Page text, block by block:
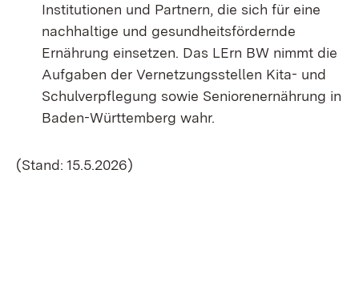
Institutionen und Partnern, die sich für eine
nachhaltige und gesundheitsfördernde
Ernährung einsetzen. Das LErn BW nimmt die
Aufgaben der Vernetzungsstellen Kita- und
Schulverpflegung sowie Senioren­ernähr­ung in
Baden-Württemberg wahr.
(Stand: 15.5.2026)